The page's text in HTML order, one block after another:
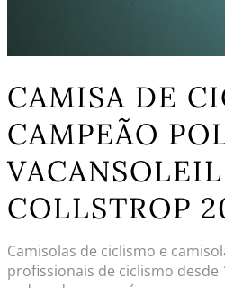
CAMISA DE
CAMPEÃO
COLLSTROP
Camisolas de ciclismo e
profissionais de ciclismo desde